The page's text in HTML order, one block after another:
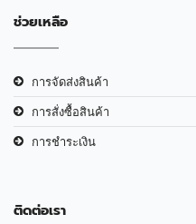
ช่วยเหลือ
การจัดส่งสินค้า
การสั่งซื้อสินค้า
การชำระเงิน
ติดต่อเรา